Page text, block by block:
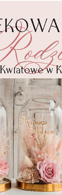
PLAN
Plan
Plan
Projekt
Cena
Za
WYMIARY:
Rozmiar
USŁUGA